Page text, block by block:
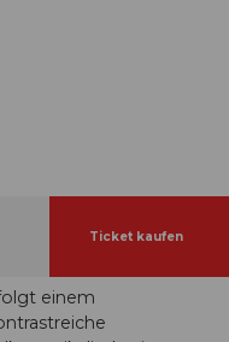
Ticket kaufen
der
einem